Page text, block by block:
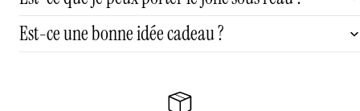
Est-ce une bonne idée cadeau ?